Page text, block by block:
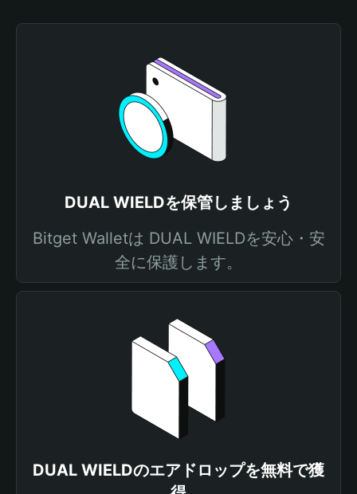
DUAL WIELDを保管しましょう
Bitget Walletは DUAL WIELDを安心・安
全に保護します。
DUAL WIELDのエアドロップを無料で獲